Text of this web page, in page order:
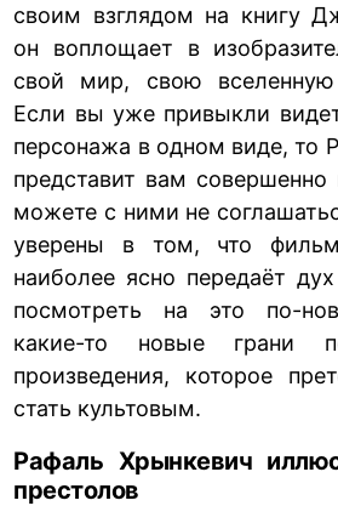
своим взглядом на книгу
он воплощает в
свой мир, свою вселенную
Если вы уже привыкли
персонажа в одном виде, то
представит вам
можете с ними не
уверены в том, что
наиболее ясно передаёт
посмотреть на это по-
какие-то новые грани
произведения, которое
стать культовым.
Рафаль Хрынкевич
престолов